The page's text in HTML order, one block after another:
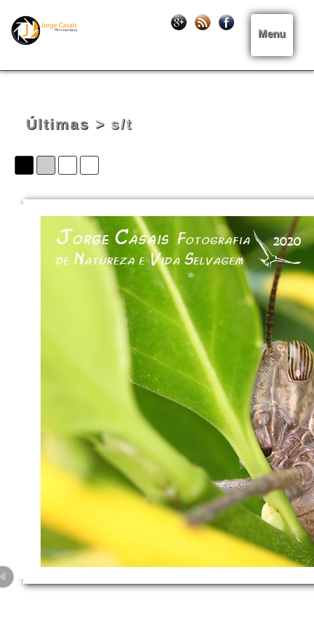
Menu
Últimas > s/t